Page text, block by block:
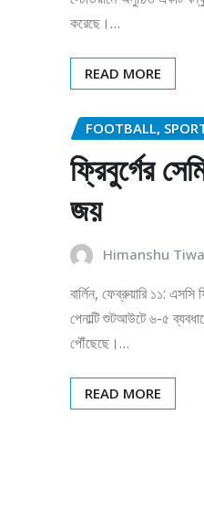
করেছে।…
READ MORE
FOOTBALL,
ফ্রিবুর্গের
জয়
Himanshu
বার্লিন, ফেব্রুয়ারি ১১: এসসি
পেনাল্টি শুটআউটে ৬-৫
পৌঁছেছে।…
READ MORE